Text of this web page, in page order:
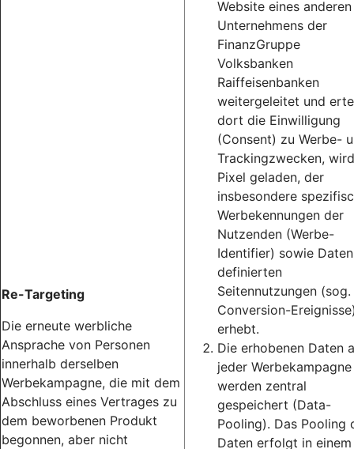
Re-Targeting
Die erneute werbliche
Ansprache von Personen
innerhalb derselben
Werbekampagne, die mit dem
Abschluss eines Vertrages zu
dem beworbenen Produkt
begonnen, aber nicht
Website eines anderen
Unternehmens der
FinanzGruppe
Volksbanken
Raiffeisenbanken
weitergeleitet und
dort die Einwilligung
(Consent) zu Werbe-
Trackingzwecken,
Pixel geladen, der
insbesondere
Werbekennungen der
Nutzenden (Werbe-
Identifier) sowie
definierten
Seitennutzungen (sog.
Conversion-
erhebt.
Die erhobenen Daten
jeder Werbekampagne
werden zentral
gespeichert (Data-
Pooling). Das Pooling
Daten erfolgt in einem